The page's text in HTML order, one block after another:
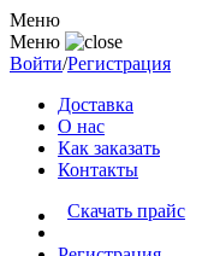
Меню
Меню
Войти/Регистрация
Доставка
О нас
Как заказать
Контакты
Скачать прайс